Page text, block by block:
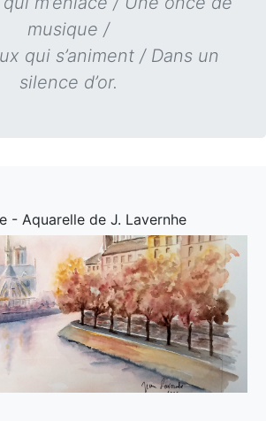
musique /
qui s’animent / Dans un
silence d’or.
- Aquarelle de J. Lavernhe